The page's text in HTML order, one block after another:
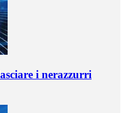
i nerazzurri